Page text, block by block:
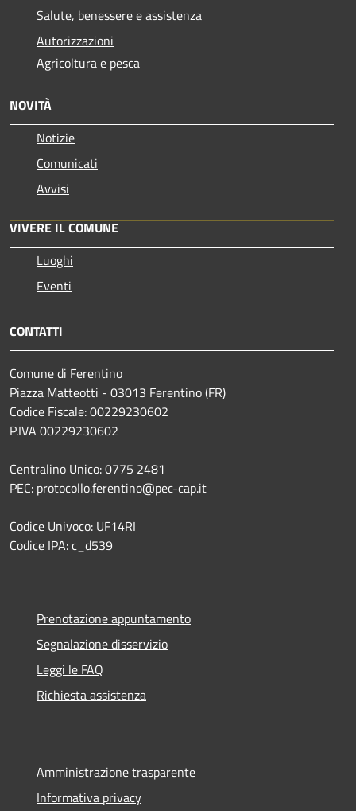
Salute, benessere e assistenza
Autorizzazioni
Agricoltura e pesca
NOVITÀ
Notizie
Comunicati
Avvisi
VIVERE IL COMUNE
Luoghi
Eventi
CONTATTI
Comune di Ferentino
Piazza Matteotti - 03013 Ferentino (FR)
Codice Fiscale: 00229230602
P.IVA 00229230602
Centralino Unico: 0775 2481
PEC: protocollo.ferentino@pec-cap.it
Codice Univoco: UF14RI
Codice IPA: c_d539
Prenotazione appuntamento
Segnalazione disservizio
Leggi le FAQ
Richiesta assistenza
Amministrazione trasparente
Informativa privacy